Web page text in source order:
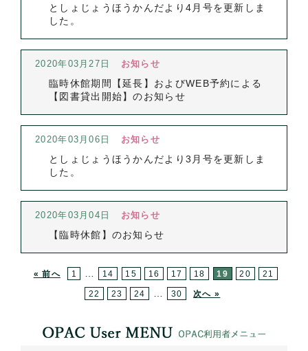
としょじょうほうかんだより4月号を更新しま
した。
2020年03月27日 お知らせ
臨時休館期間【延長】およびWEB予約による
【図書貸出開始】のお知らせ
2020年03月06日 お知らせ
としょじょうほうかんだより3月号を更新しま
した。
2020年03月04日 お知らせ
【臨時休館】のお知らせ
« 前へ 1 14 15 16 17 18 19 20 21
22 23 24 30 次へ »